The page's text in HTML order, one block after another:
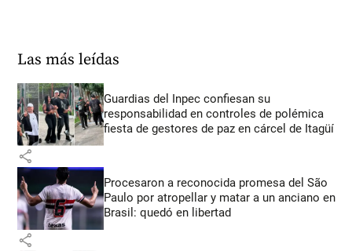
Las más leídas
Guardias del Inpec confiesan su
responsabilidad en controles de polémica
fiesta de gestores de paz en cárcel de Itagüí
share
Procesaron a reconocida promesa del São
Paulo por atropellar y matar a un anciano en
Brasil: quedó en libertad
share